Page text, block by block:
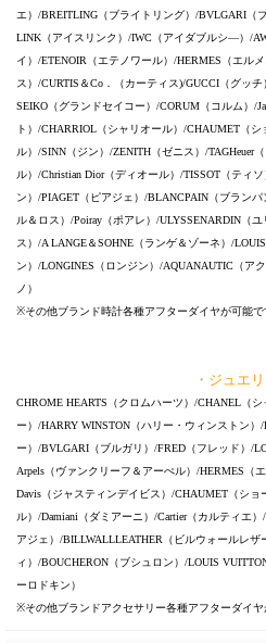
エ）/BREITLING（ブライトリング）/BVLGARI（
LINK（アイスリンク）/IWC（アイダブルシ―）/
イ）/ETENOIR（エテノワール）/HERMES（エル
ス）/CURTIS＆Co．（カーティス)/GUCCI（グッ
SEIKO（グランドセイコー）/CORUM（コルム）/
ト）/CHARRIOL（シャリオール）/CHAUMET（シ
ル）/SINN（ジン）/ZENITH（ゼニス）/TAGHeuer
ル）/Christian Dior（ディオール）/TISSOT（ティ
ン）/PIAGET（ピアジェ）/BLANCPAIN（ブラン
ル＆ロス）/Poiray（ポアレ）/ULYSSENARDIN（
ス）/A LANGE＆SOHNE（ランゲ＆ゾーネ）/
ン）/LONGINES（ロンジン）/AQUANAUTIC（ア
ノ）
※その他ブランド時計各種アフターダイヤが可能で
・ジュエリ
CHROME HEARTS（クロムハーツ）/CHANEL（
ー）/HARRY WINSTON（ハリー・ウィンストン
ー）/BVLGARI（ブルガリ）/FRED（フレッド）/
Arpels（ヴァンクリーフ＆アーぺル）/HERMES（
Davis（ジャスティンデイビス）/CHAUMET（ショ
ル）/Damiani（ダミアーニ）/Cartier（カルティエ
アジェ）/BILLWALLLEATHER（ビルウォールレザ
ィ）/BOUCHERON（ブシュロン）/LOUIS
ーロドキン）
※その他ブランドアクセサリー各種アフターダイヤ